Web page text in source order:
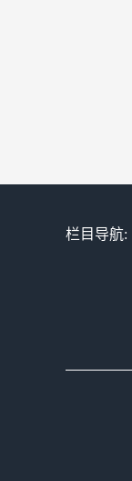
栏目导航: